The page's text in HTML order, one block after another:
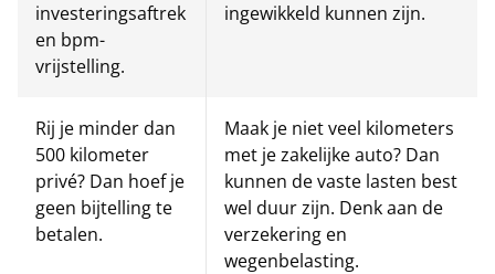
investeringsaftrek
en bpm-
vrijstelling.
ingewikkeld kunnen zijn.
Rij je minder dan
500 kilometer
privé? Dan hoef je
geen bijtelling te
betalen.
Maak je niet veel kilometers
met je zakelijke auto? Dan
kunnen de vaste lasten best
wel duur zijn. Denk aan de
verzekering en
wegenbelasting.